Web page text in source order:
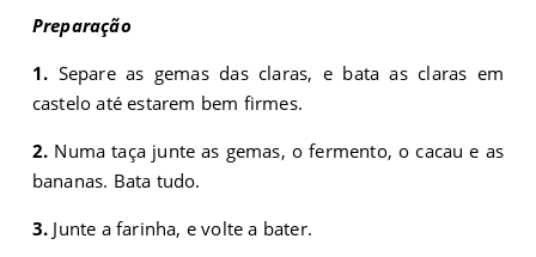
Preparação
1. Separe as gemas das claras, e bata as claras em
castelo até estarem bem firmes.
2. Numa taça junte as gemas, o fermento, o cacau e as
bananas. Bata tudo.
3. Junte a farinha, e volte a bater.